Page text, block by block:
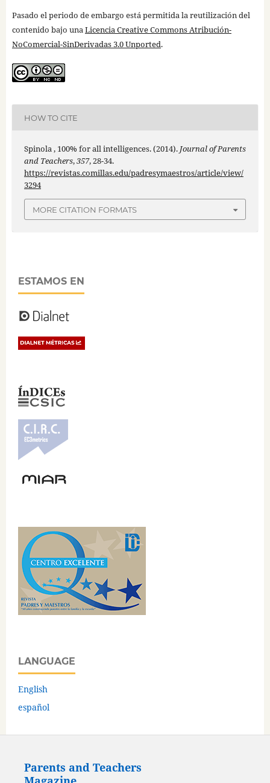
Pasado el periodo de embargo está permitida la reutilización del
contenido bajo unaLicencia Creative Commons Atribución-
NoComercial-SinDerivadas 3.0 Unported.
HOW TO CITE
Spinola , 100% for all intelligences. (2014). Journal of Parents
and Teachers,357, 28-34.
https://revistas.comillas.edu/padresymaestros/article/view/
3294
MORE CITATION FORMATS
ESTAMOS EN
LANGUAGE
English
español
Parents and Teachers